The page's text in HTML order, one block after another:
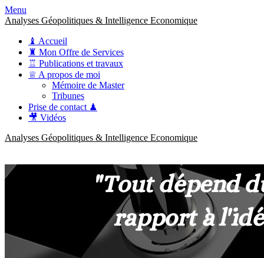
Menu
Analyses Géopolitiques & Intelligence Economique
♝ Accueil
♜ Mon Offre de Services
♖ Publications et travaux
♕ A propos de moi
Mémoire de Master
Tribunes
Prise de contact ♟
🎥 Vidéos
Analyses Géopolitiques & Intelligence Economique